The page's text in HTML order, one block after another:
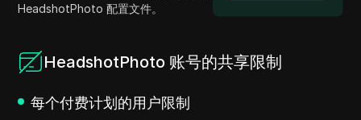
HeadshotPhoto 配置文件。
HeadshotPhoto 账号的共享限制
每个付费计划的用户限制